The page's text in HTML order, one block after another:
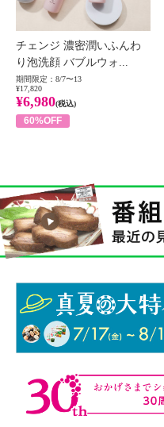
チェンジ 濃密潤いふんわ
り泡洗顔 バブルウォ...
期間限定：8/7〜13
¥17,820
¥6,980(税込)
60%OFF